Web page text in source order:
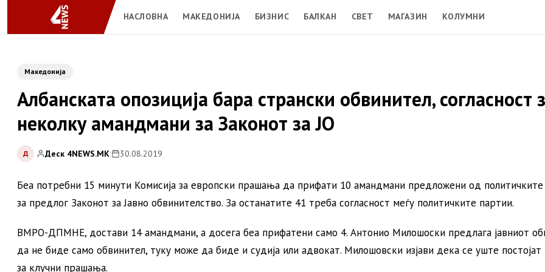
НАСЛОВНА МАКЕДОНИЈА БИЗНИС БАЛКАН СВЕТ МАГАЗИН КОЛУМНИ
Македонија
Албанската опозиција бара странски обвинител, согласност
неколку амандмани за Законот за ЈО
Д Деск 4NEWS.MK| 30.08.2019
Беа потребни 15 минути Комисија за европски прашања да прифати 10 амандмани предложени од политичките
за предлог Законот за Јавно обвинителство. За останатите 41 треба согласност меѓу политичките партии.
ВМРО-ДПМНЕ, достави 14 амандмани, а досега беа прифатени само 4. Антонио Милошоски предлага јавниот
да не биде само обвинител, туку може да биде и судија или адвокат. Милошовски изјави дека се уште постојат
за клучни прашања.